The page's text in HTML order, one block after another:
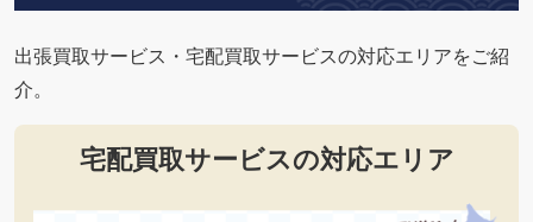
出張買取サービス・宅配買取サービスの対応エリアをご紹
介。
宅配買取サービスの対応エリア